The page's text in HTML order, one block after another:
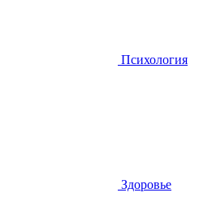
Психология
Здоровье